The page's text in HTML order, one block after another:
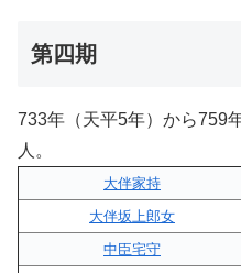
第四期
733年（天平5年）から759
人。
大伴家持
大伴坂上郎女
中臣宅守